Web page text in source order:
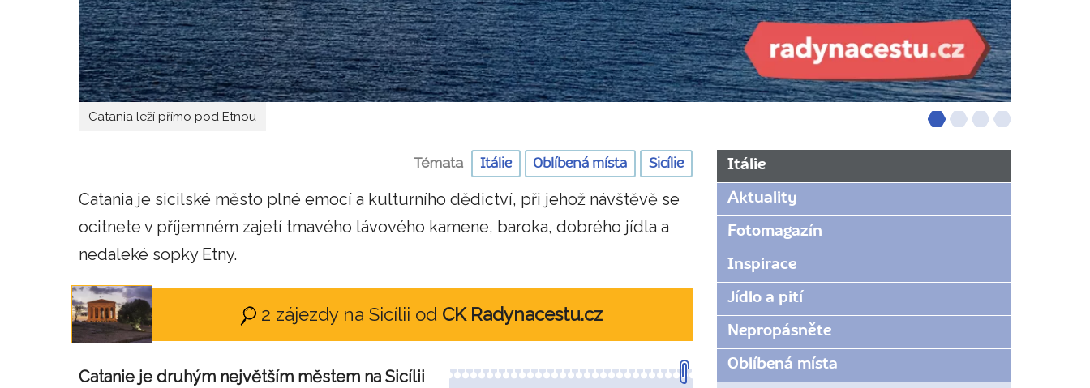
Catania leží přímo pod Etnou
Témata Itálie Oblíbená místa Sicílie
Catania je sicilské město plné emocí a kulturního dědictví, při jehož návštěvě se
ocitnete v příjemném zajetí tmavého lávového kamene, baroka, dobrého jídla a
nedaleké sopky Etny.
2 zájezdy na Sicílii od CK Radynacestu.cz
Catanie je druhým největším městem na Sicílii
Itálie
Aktuality
Fotomagazín
Inspirace
Jídlo a pití
Nepropásněte
Oblíbená místa